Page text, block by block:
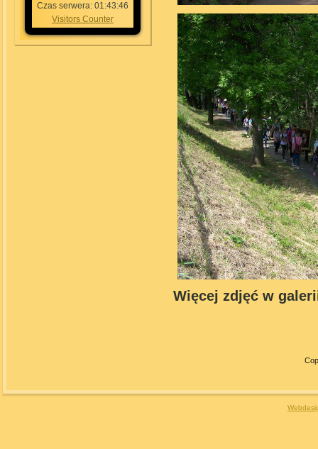
Czas serwera: 01:43:46
Visitors Counter
Więcej zdjęć w